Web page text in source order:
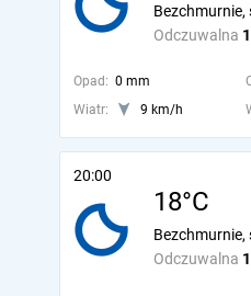
Odczuwalna
Bezchmurnie,
Opad: 0 mm
Wiatr:
9 km/h
20:00
18°C
Odczuwalna
Bezchmurnie,